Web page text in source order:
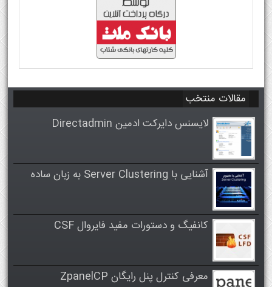
مقالات منتخب
لایسنس دایرکت ادمین Directadmin
آشنایی با Server Clustering به زبان ساده
کانفیگ و دستورات مفید فایروال CSF
معرفی کنترل پنل رایگان ZpanelCP